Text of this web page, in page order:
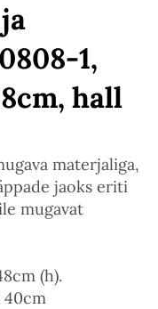
1,
hall
materjaliga,
jaoks eriti
mugavat
(h).
40cm